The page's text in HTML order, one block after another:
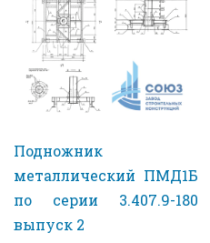
Подножник
металлический ПМД1Б
по серии 3.407.9-180
выпуск 2